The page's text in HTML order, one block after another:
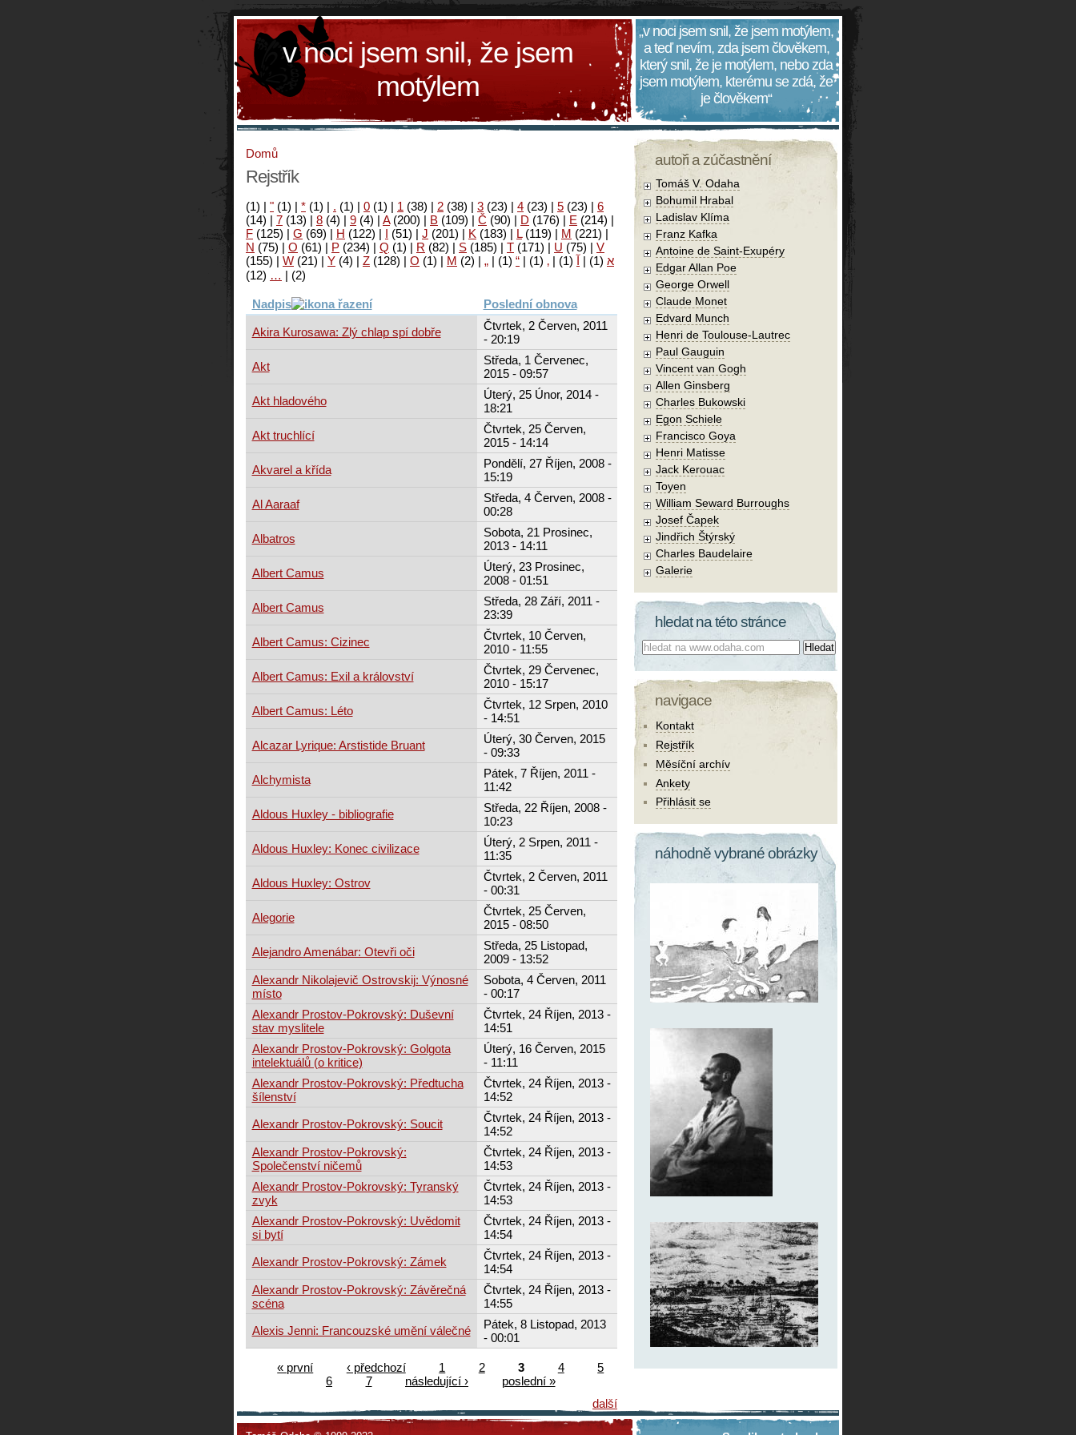
v noci jsem snil, že jsem
motýlem
„v noci jsem snil, že jsem motýlem,
a teď nevím, zda jsem člověkem,
který snil, že je motýlem, nebo zda
jsem motýlem, kterému se zdá, že
je člověkem“
Domů
Rejstřík
(1) | " (1) | * (1) | . (1) | 0 (1) | 1 (38) | 2 (38) | 3 (23) | 4 (23) | 5 (23) | 6
(14) | 7 (13) | 8 (4) | 9 (4) | A(200) | B (109) | Č (90) | D (176) | E (214) |
F (125) | G (69) | H (122) | I (51) | J (201) | K (183) | L(119) | M (221) |
N (75) | O (61) | P (234) | Q (1) | R (82) | S (185) | T (171) | U (75) | V
(155) | W (21) | Y (4) | Z (128) | Ο (1) | М (2) | א (1)
| آ (1)
|
‚
(1)
|
“
(1)
|
„
(2)
|
…
(12)
Nadpis Poslední obnova
Akira Kurosawa: Zlý chlap spí dobře
Čtvrtek, 2 Červen, 2011
- 20:19
Akt
Středa, 1 Červenec,
2015 - 09:57
Akt hladového
Úterý, 25 Únor, 2014 -
18:21
Akt truchlící
Čtvrtek, 25 Červen,
2015 - 14:14
Akvarel a křída
Pondělí, 27 Říjen, 2008 -
15:19
Al Aaraaf
Středa, 4 Červen, 2008 -
00:28
Albatros
Sobota, 21 Prosinec,
2013 - 14:11
Albert Camus
Úterý, 23 Prosinec,
2008 - 01:51
Albert Camus
Středa, 28 Září, 2011 -
23:39
Albert Camus: Cizinec
Čtvrtek, 10 Červen,
2010 - 11:55
Albert Camus: Exil a království
Čtvrtek, 29 Červenec,
2010 - 15:17
Albert Camus: Léto
Čtvrtek, 12 Srpen, 2010
- 14:51
Alcazar Lyrique: Arstistide Bruant
Úterý, 30 Červen, 2015
- 09:33
Alchymista
Pátek, 7 Říjen, 2011 -
11:42
Aldous Huxley - bibliografie
Středa, 22 Říjen, 2008 -
10:23
Aldous Huxley: Konec civilizace
Úterý, 2 Srpen, 2011 -
11:35
Aldous Huxley: Ostrov
Čtvrtek, 2 Červen, 2011
- 00:31
Alegorie
Čtvrtek, 25 Červen,
2015 - 08:50
Alejandro Amenábar: Otevři oči
Středa, 25 Listopad,
2009 - 13:52
Alexandr Nikolajevič Ostrovskij: Výnosné
místo
Sobota, 4 Červen, 2011
- 00:17
Alexandr Prostov-Pokrovský: Duševní
stav myslitele
Čtvrtek, 24 Říjen, 2013 -
14:51
Alexandr Prostov-Pokrovský: Golgota
intelektuálů (o kritice)
Úterý, 16 Červen, 2015
- 11:11
Alexandr Prostov-Pokrovský: Předtucha
šílenství
Čtvrtek, 24 Říjen, 2013 -
14:52
Alexandr Prostov-Pokrovský: Soucit
Čtvrtek, 24 Říjen, 2013 -
14:52
Alexandr Prostov-Pokrovský:
Společenství ničemů
Čtvrtek, 24 Říjen, 2013 -
14:53
Alexandr Prostov-Pokrovský: Tyranský
zvyk
Čtvrtek, 24 Říjen, 2013 -
14:53
Alexandr Prostov-Pokrovský: Uvědomit
si bytí
Čtvrtek, 24 Říjen, 2013 -
14:54
Alexandr Prostov-Pokrovský: Zámek
Čtvrtek, 24 Říjen, 2013 -
14:54
Alexandr Prostov-Pokrovský: Závěrečná
scéna
Čtvrtek, 24 Říjen, 2013 -
14:55
Alexis Jenni: Francouzské umění válečné
Pátek, 8 Listopad, 2013
- 00:01
« první ‹ předchozí 1 2 3 4
5
6
7 následující ›
poslední »
další
autoři a zúčastnění
Tomáš V. Odaha
Bohumil Hrabal
Ladislav Klíma
Franz Kafka
Antoine de Saint-Exupéry
Edgar Allan Poe
George Orwell
Claude Monet
Edvard Munch
Henri de Toulouse-Lautrec
Paul Gauguin
Vincent van Gogh
Allen Ginsberg
Charles Bukowski
Egon Schiele
Francisco Goya
Henri Matisse
Jack Kerouac
Toyen
William Seward Burroughs
Josef Čapek
Jindřich Štýrský
Charles Baudelaire
Galerie
hledat na této stránce
Co hledat:
navigace
Kontakt
Rejstřík
Měsíční archív
Ankety
Přihlásit se
náhodně vybrané obrázky